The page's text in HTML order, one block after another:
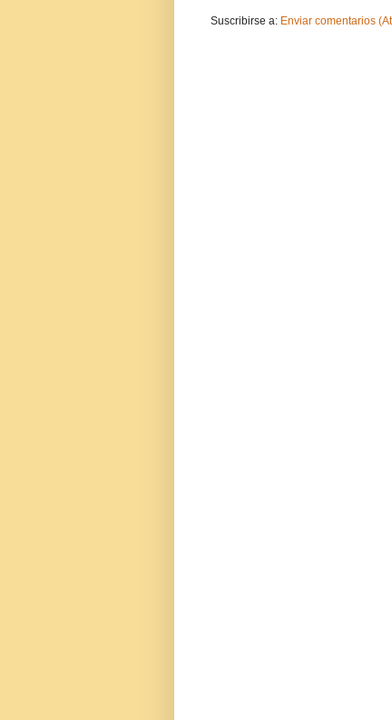
Suscribirse a: Enviar comentarios